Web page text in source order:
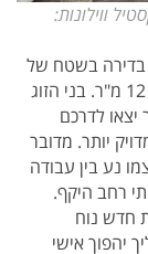
ווילונות:
בדירה בשטח של
כ־140 מ"ר, שאליה מצטרפת מרפסת בשטח של 12 מ"ר. בני הזוג
יצאו לדרכם
יותר. מדובר
נע בין עבודה
רחב היקף.
חדש נוח
יהפוך אישי